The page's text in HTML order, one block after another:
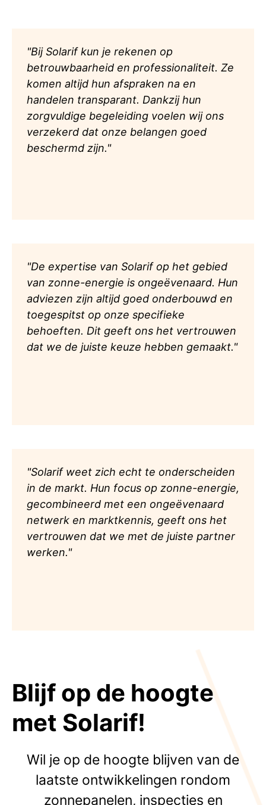
"Bij Solarif kun je rekenen op
betrouwbaarheid en professionaliteit. Ze
komen altijd hun afspraken na en
handelen transparant. Dankzij hun
zorgvuldige begeleiding voelen wij ons
verzekerd dat onze belangen goed
beschermd zijn."
"De expertise van Solarif op het gebied
van zonne-energie is ongeëvenaard. Hun
adviezen zijn altijd goed onderbouwd en
toegespitst op onze specifieke
behoeften. Dit geeft ons het vertrouwen
dat we de juiste keuze hebben gemaakt."
"Solarif weet zich echt te onderscheiden
in de markt. Hun focus op zonne-energie,
gecombineerd met een ongeëvenaard
netwerk en marktkennis, geeft ons het
vertrouwen dat we met de juiste partner
werken."
Blijf op de hoogte
met Solarif!
Wil je op de hoogte blijven van de
laatste ontwikkelingen rondom
zonnepanelen, inspecties en